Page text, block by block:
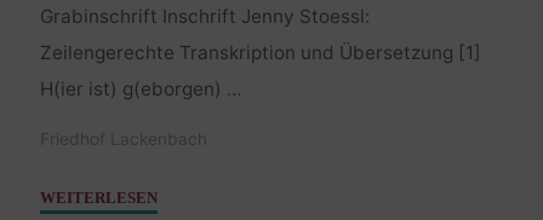
Grabinschrift Inschrift Jenny Stoessl:
Zeilengerechte Transkription und Übersetzung [1]
H(ier ist) g(eborgen) …
Friedhof Lackenbach
WEITERLESEN"Stössl